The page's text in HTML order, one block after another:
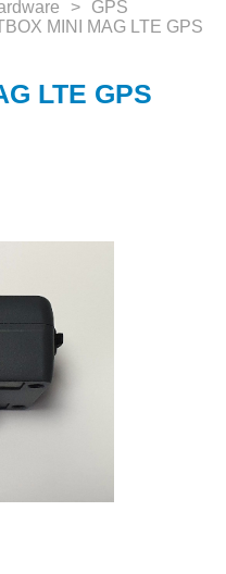
>
GPS
MINI MAG LTE GPS
LTE GPS